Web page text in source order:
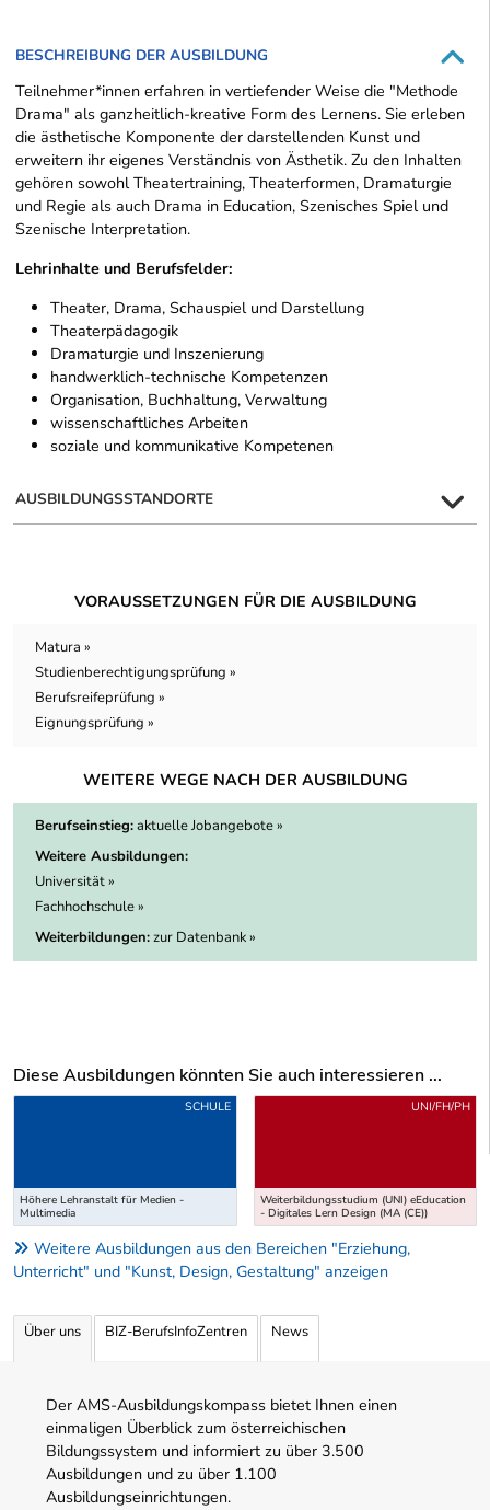
BESCHREIBUNG DER AUSBILDUNG
Teilnehmer*innen erfahren in vertiefender Weise die "Methode
Drama" als ganzheitlich-kreative Form des Lernens. Sie erleben
die ästhetische Komponente der darstellenden Kunst und
erweitern ihr eigenes Verständnis von Ästhetik. Zu den Inhalten
gehören sowohl Theatertraining, Theaterformen, Dramaturgie
und Regie als auch Drama in Education, Szenisches Spiel und
Szenische Interpretation.
Lehrinhalte und Berufsfelder:
Theater, Drama, Schauspiel und Darstellung
Theaterpädagogik
Dramaturgie und Inszenierung
handwerklich-technische Kompetenzen
Organisation, Buchhaltung, Verwaltung
wissenschaftliches Arbeiten
soziale und kommunikative Kompetenen
AUSBILDUNGSSTANDORTE
VORAUSSETZUNGEN FÜR DIE AUSBILDUNG
Matura »
Studienberechtigungsprüfung »
Berufsreifeprüfung »
Eignungsprüfung »
WEITERE WEGE NACH DER AUSBILDUNG
Berufseinstieg:aktuelle Jobangebote »
Weitere Ausbildungen:
Universität »
Fachhochschule »
Weiterbildungen:zur Datenbank »
Diese Ausbildungen könnten Sie auch interessieren ...
Uber weitere Ausbildungsvorschläge
Höhere Lehranstalt für Medien -
Multimedia
SCHULE
Weiterbildungsstudium (UNI) eEducation
- Digitales Lern Design (MA (CE))
UNI/FH/PH
Weitere Ausbildungen aus den Bereichen "Erziehung,
Unterricht" und "Kunst, Design, Gestaltung" anzeigen
Über uns BIZ-BerufsInfoZentren News
Der AMS-Ausbildungskompass bietet Ihnen einen
einmaligen Überblick zum österreichischen
Bildungssystem und informiert zu über 3.500
Ausbildungen und zu über 1.100
Ausbildungseinrichtungen.